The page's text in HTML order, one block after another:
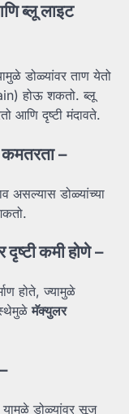
ब्लूलाइट
डोळ्यांवर ताण येतो
होऊ शकतो. ब्लू
आणि दृष्टी मंदावते.
कमतरता–
असल्यास डोळ्यांच्या
दृष्टीकमीहोणे–
होते, ज्यामुळे
मॅक्युलर
डोळ्यांवर सूज